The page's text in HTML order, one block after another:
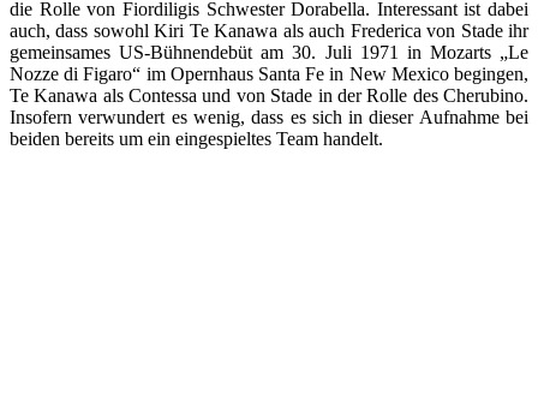
die Rolle von Fiordiligis Schwester Dorabella. Interessant ist dabei
auch, dass sowohl Kiri Te Kanawa als auch Frederica von Stade ihr
gemeinsames US-Bühnendebüt am 30. Juli 1971 in Mozarts „Le
Nozze di Figaro“ im Opernhaus Santa Fe in New Mexico begingen,
Te Kanawa als Contessa und von Stade in der Rolle des Cherubino.
Insofern verwundert es wenig, dass es sich in dieser Aufnahme bei
beiden bereits um ein eingespieltes Team handelt.